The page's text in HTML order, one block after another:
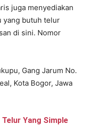
juga menyediakan
yang butuh telur
di sini. Nomor
Gang Jarum No.
Kota Bogor, Jawa
Yang Simple